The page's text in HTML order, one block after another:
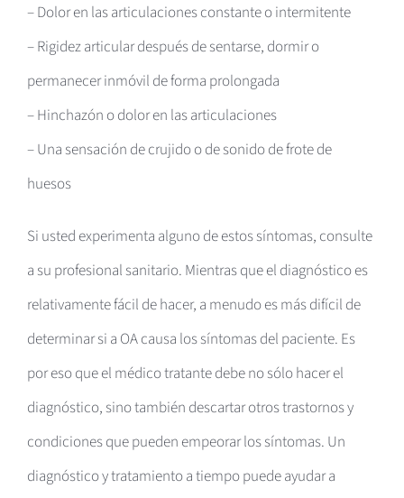
– Dolor en las articulaciones constante o intermitente
– Rigidez articular después de sentarse, dormir o
permanecer inmóvil de forma prolongada
– Hinchazón o dolor en las articulaciones
– Una sensación de crujido o de sonido de frote de
huesos
Si usted experimenta alguno de estos síntomas, consulte
a su profesional sanitario. Mientras que el diagnóstico es
relativamente fácil de hacer, a menudo es más difícil de
determinar si a OA causa los síntomas del paciente. Es
por eso que el médico tratante debe no sólo hacer el
diagnóstico, sino también descartar otros trastornos y
condiciones que pueden empeorar los síntomas. Un
diagnóstico y tratamiento a tiempo puede ayudar a